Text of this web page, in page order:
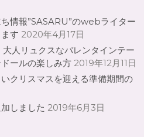
情報”SASARU”のwebライター
す 2020年4月17日
リュクスなバレンタインテー
ールの楽しみ方 2019年12月11日
クリスマスを迎える準備期間の
しました 2019年6月3日